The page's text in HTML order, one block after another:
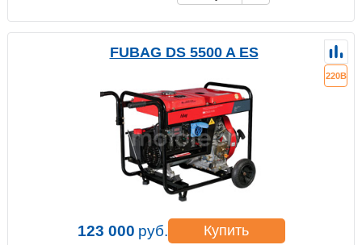
FUBAG DS 5500 A ES
220В
123 000 руб. Купить